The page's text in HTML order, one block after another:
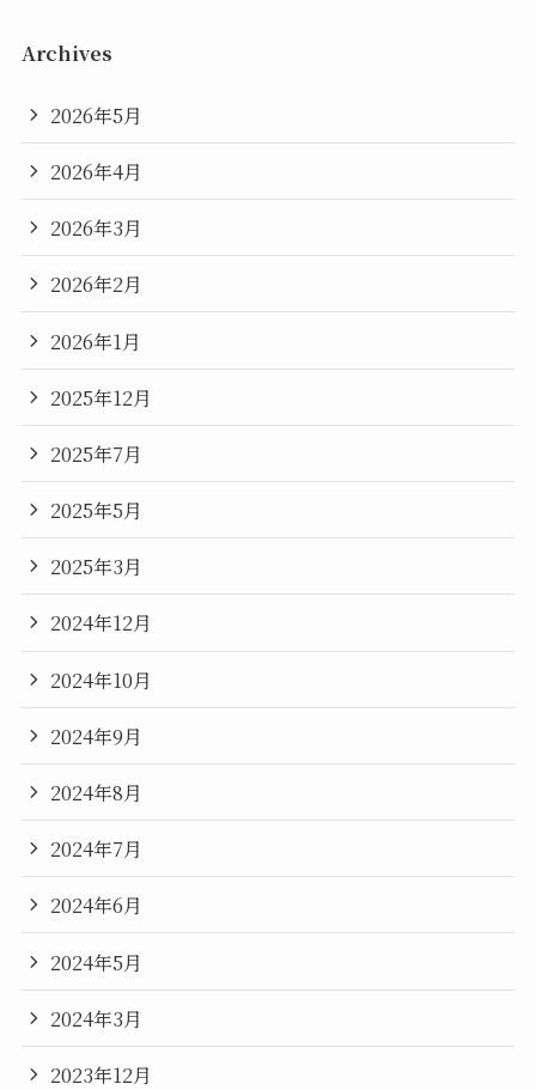
Archives
2026年5月
2026年4月
2026年3月
2026年2月
2026年1月
2025年12月
2025年7月
2025年5月
2025年3月
2024年12月
2024年10月
2024年9月
2024年8月
2024年7月
2024年6月
2024年5月
2024年3月
2023年12月